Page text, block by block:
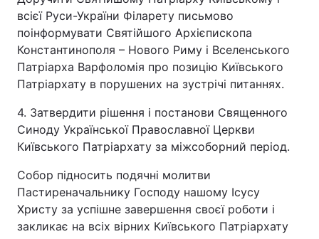
всієї Руси-України Філарету письмово
поінформувати Святійшого Архієпископа
Константинополя – Нового Риму і Вселенського
Патріарха Варфоломія про позицію Київського
Патріархату в порушених на зустрічі питаннях.
4. Затвердити рішення і постанови Священного
Синоду Української Православної Церкви
Київського Патріархату за міжсоборний період.
Собор підносить подячні молитви
Пастиреначальнику Господу нашому Ісусу
Христу за успішне завершення своєї роботи і
закликає на всіх вірних Київського Патріархату